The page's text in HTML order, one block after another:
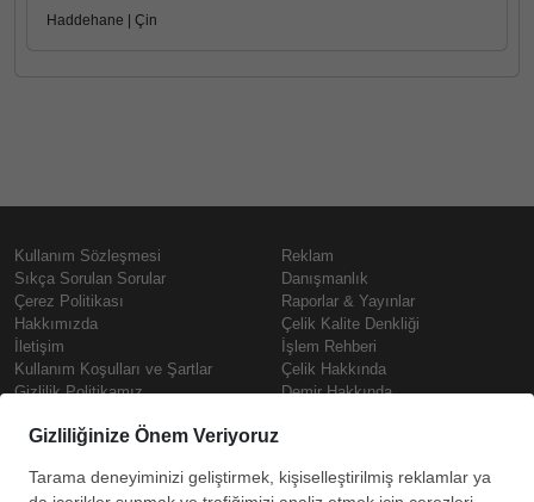
Haddehane | Çin
Kullanım Sözleşmesi
Sıkça Sorulan Sorular
Çerez Politikası
Hakkımızda
İletişim
Kullanım Koşulları ve Şartlar
Gizlilik Politikamız
Prime
Reklam
Danışmanlık
Raporlar & Yayınlar
Çelik Kalite Denkliği
İşlem Rehberi
Çelik Hakkında
Demir Hakkında
Çelik Fiyatları Copyright © SteelOrbis Elektronik